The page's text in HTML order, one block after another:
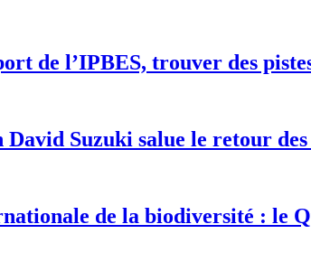
de l’IPBES, trouver des
Suzuki salue le retour
de la biodiversité : le